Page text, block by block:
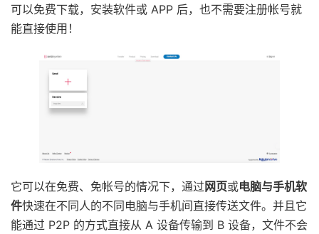
可以免费下载，安装软件或 APP 后，也不需要注册帐号就
能直接使用！
它可以在免费、免帐号的情况下，通过 网页或电脑与手机软
件快速在不同人的不同电脑与手机间直接传送文件。并且它
能通过 P2P 的方式直接从 A 设备传输到 B 设备，文件不会